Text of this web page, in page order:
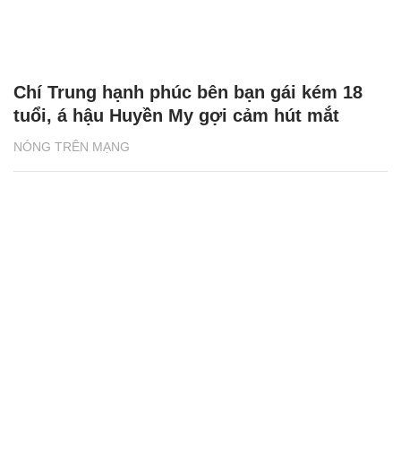
NÓNG TRÊN MẠNG
Chí Trung hạnh phúc bên bạn gái kém 18
tuổi, á hậu Huyền My gợi cảm hút mắt